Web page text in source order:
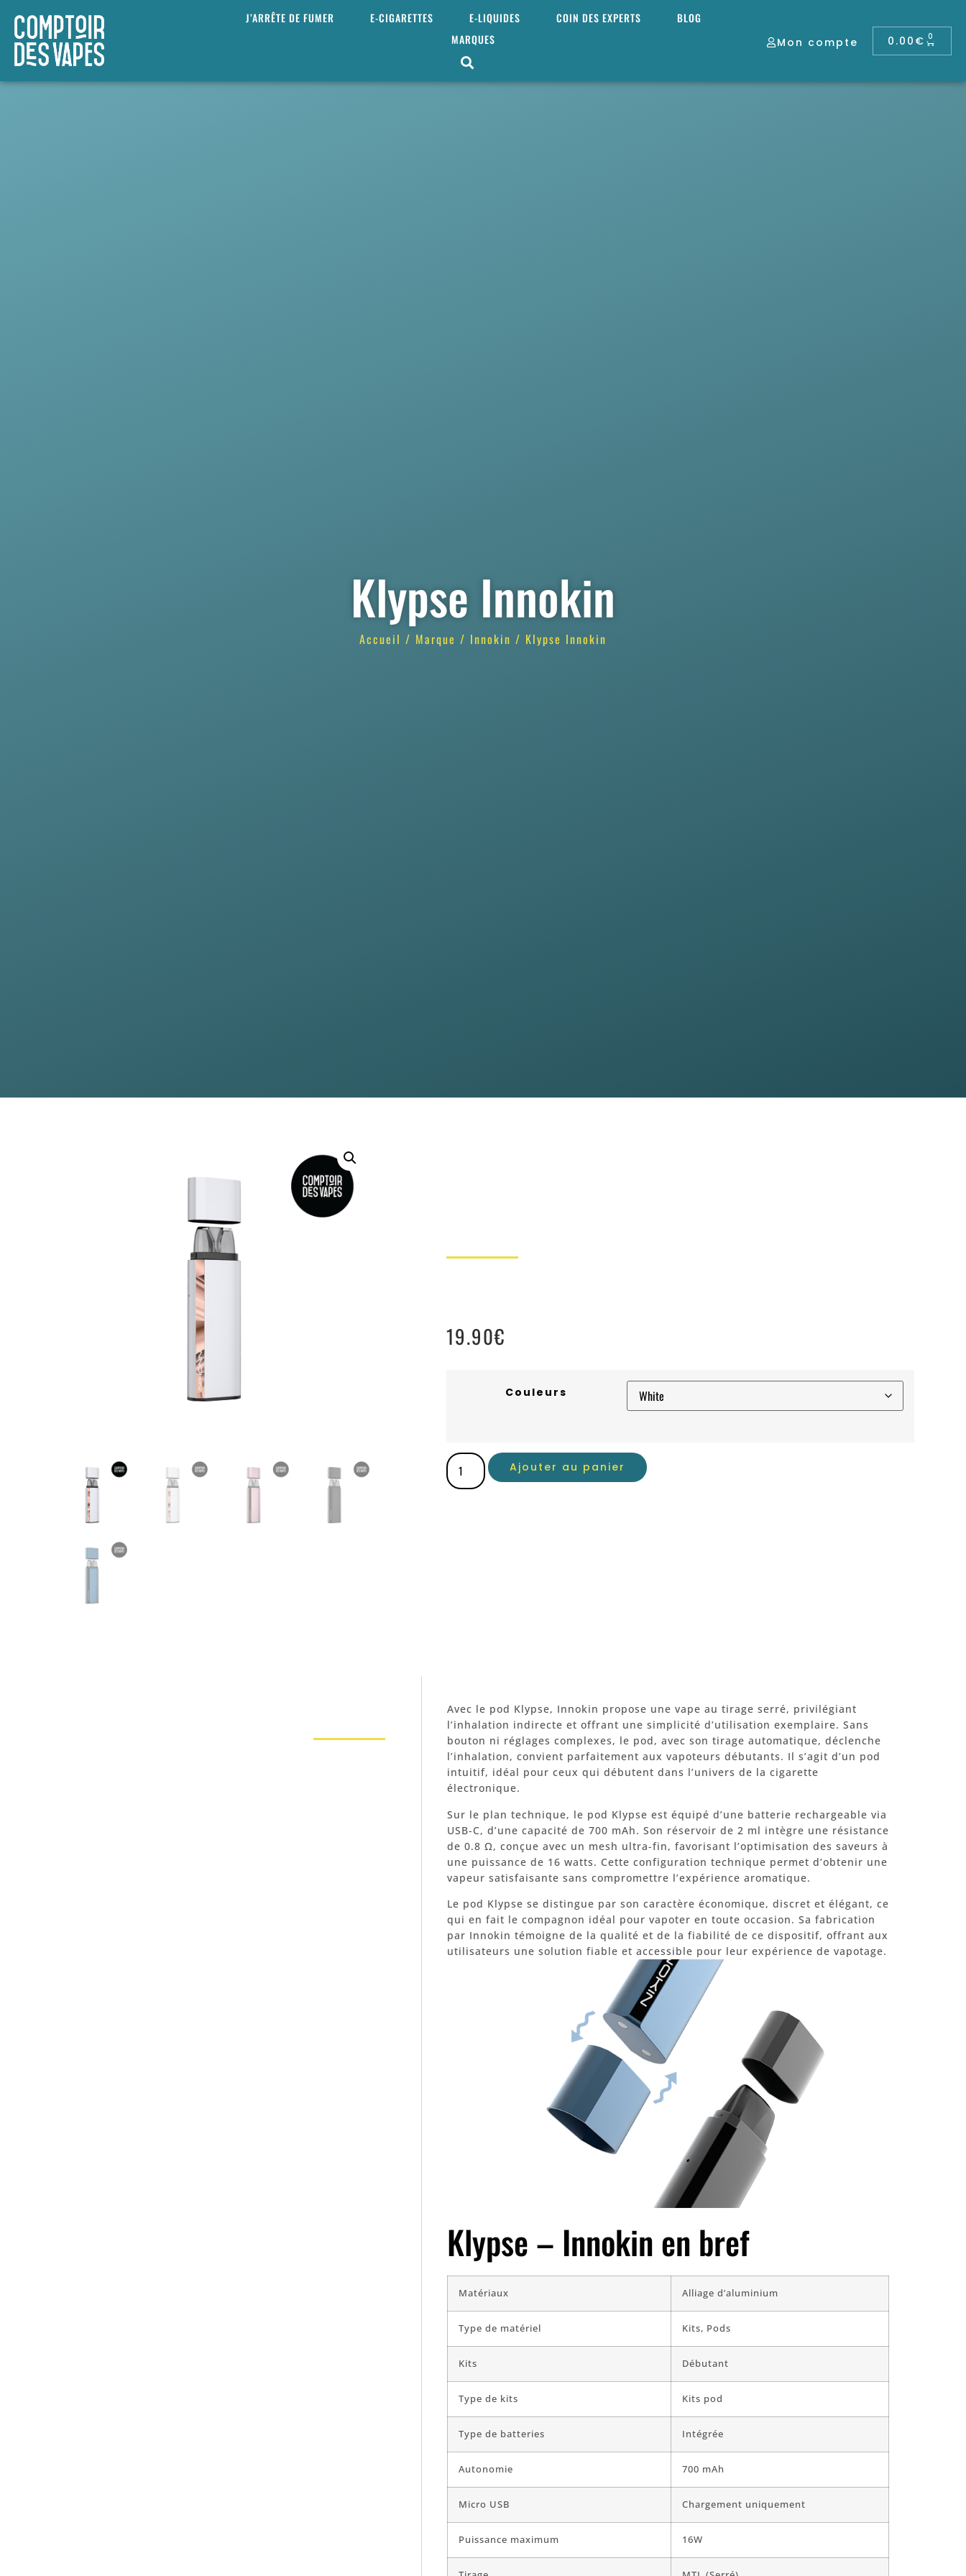
J’ARRÊTE DE FUMER E-CIGARETTES E-LIQUIDES COIN DES EXPERTS
BLOG
MARQUES
Mon compte 0.00 € 0
Klypse Innokin
Accueil / Marque / Innokin / Klypse Innokin
19.90€
Couleurs
Ajouter au panier
Avec le pod Klypse, Innokin propose une vape au tirage serré, privilégiant
l’inhalation indirecte et offrant une simplicité d’utilisation exemplaire. Sans
bouton ni réglages complexes, le pod, avec son tirage automatique, déclenche
l’inhalation, convient parfaitement aux vapoteurs débutants. Il s’agit d’un pod
intuitif, idéal pour ceux qui débutent dans l’univers de la cigarette
électronique.
Sur le plan technique, le pod Klypse est équipé d’une batterie rechargeable via
USB-C, d’une capacité de 700 mAh. Son réservoir de 2 ml intègre une résistance
de 0.8 Ω, conçue avec un mesh ultra-fin, favorisant l’optimisation des saveurs à
une puissance de 16 watts. Cette configuration technique permet d’obtenir une
vapeur satisfaisante sans compromettre l’expérience aromatique.
Le pod Klypse se distingue par son caractère économique, discret et élégant, ce
qui en fait le compagnon idéal pour vapoter en toute occasion. Sa fabrication
par Innokin témoigne de la qualité et de la fiabilité de ce dispositif, offrant aux
utilisateurs une solution fiable et accessible pour leur expérience de vapotage.
Klypse – Innokin en bref
Matériaux Alliage d’aluminium
Type de matériel Kits, Pods
Kits Débutant
Type de kits Kits pod
Type de batteries Intégrée
Autonomie 700 mAh
Micro USB Chargement uniquement
Puissance maximum 16W